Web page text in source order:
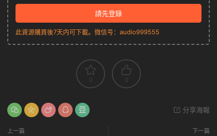
請先登錄
此資源購買後7天内可下載。微信号：audio999555
0 0
分享海報
上一篇 下一篇